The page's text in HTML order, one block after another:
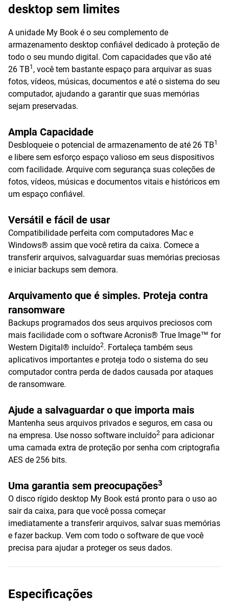
desktop sem limites
A unidade My Book é o seu complemento de
armazenamento desktop confiável dedicado à proteção de
todo o seu mundo digital. Com capacidades que vão até
26 TB1 , você tem bastante espaço para arquivar as suas
fotos, vídeos, músicas, documentos e até o sistema do seu
computador, ajudando a garantir que suas memórias
sejam preservadas.
Ampla Capacidade
Desbloqueie o potencial de armazenamento de até 26 TB1
e libere sem esforço espaço valioso em seus dispositivos
com facilidade. Arquive com segurança suas coleções de
fotos, vídeos, músicas e documentos vitais e históricos em
um espaço confiável.
Versátil e fácil de usar
Compatibilidade perfeita com computadores Mac e
Windows® assim que você retira da caixa. Comece a
transferir arquivos, salvaguardar suas memórias preciosas
e iniciar backups sem demora.
Arquivamento que é simples. Proteja contra
ransomware
Backups programados dos seus arquivos preciosos com
mais facilidade com o software Acronis® True Image™ for
Western Digital® incluído2. Fortaleça também seus
aplicativos importantes e proteja todo o sistema do seu
computador contra perda de dados causada por ataques
de ransomware.
Ajude a salvaguardar o que importa mais
Mantenha seus arquivos privados e seguros, em casa ou
na empresa. Use nosso software incluído2 para adicionar
uma camada extra de proteção por senha com criptografia
AES de 256 bits.
Uma garantia sem preocupações3
O disco rígido desktop My Book está pronto para o uso ao
sair da caixa, para que você possa começar
imediatamente a transferir arquivos, salvar suas memórias
e fazer backup. Vem com todo o software de que você
precisa para ajudar a proteger os seus dados.
Especificações